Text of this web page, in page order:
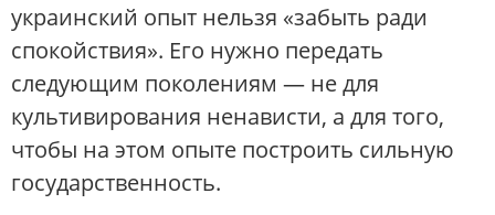
украинский опыт нельзя «забыть ради
спокойствия». Его нужно передать
следующим поколениям — не для
культивирования ненависти, а для того,
чтобы на этом опыте построить сильную
государственность.